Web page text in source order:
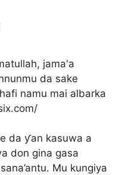
jama'a
da sake
namu mai albarka
da ƴan kasuwa a
don gina gasa
Mu kungiya